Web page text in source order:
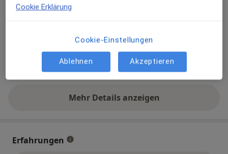
Akzeptierte Versicherungen
Telefonnummer anzeigen
04191 95...Telefonnummer anzeigen
Mehr Details anzeigen
über die Adresse
Erfahrungen
Cookie Erklärung
Cookie-Einstellungen
Ablehnen Akzeptieren